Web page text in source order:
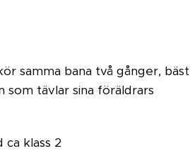
samma bana två gånger, bäst
tävlar sina föräldrars
klass 2